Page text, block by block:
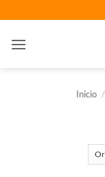
al
Inicio /